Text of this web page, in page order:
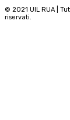
© 2021 UIL RUA |
riservati.